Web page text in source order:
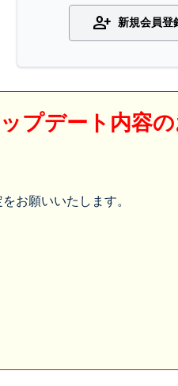
person_add 新規会員登
プデート内容
お願いいたします。